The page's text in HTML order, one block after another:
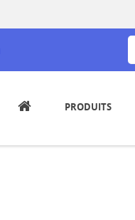
PRODUITS